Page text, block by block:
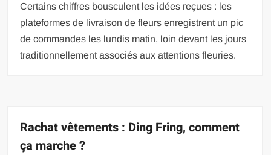
Certains chiffres bousculent les idées reçues : les
plateformes de livraison de fleurs enregistrent un pic
de commandes les lundis matin, loin devant les jours
traditionnellement associés aux attentions fleuries.
Rachat vêtements : Ding Fring, comment
ça marche ?